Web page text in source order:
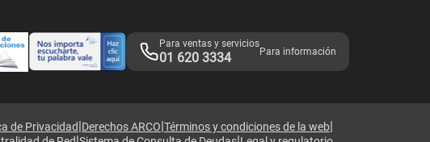
Para ventas y servicios
01 620 3334 Para información
de Privacidad|Derechos ARCO|Términos y condiciones de la web|